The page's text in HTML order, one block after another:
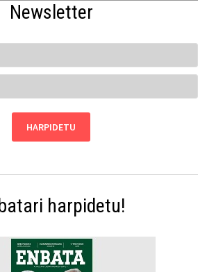
Newsletter
harpidetu!